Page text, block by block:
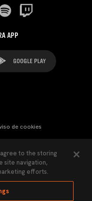
APP
de cookies
de Privacidad
to the storing
site navigation,
efforts.